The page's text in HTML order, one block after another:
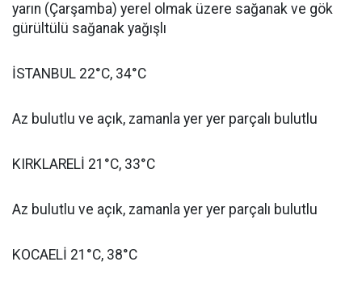
yarın (Çarşamba) yerel olmak üzere sağanak ve gök
gürültülü sağanak yağışlı
İSTANBUL 22°C, 34°C
Az bulutlu ve açık, zamanla yer yer parçalı bulutlu
KIRKLARELİ 21°C, 33°C
Az bulutlu ve açık, zamanla yer yer parçalı bulutlu
KOCAELİ 21°C, 38°C